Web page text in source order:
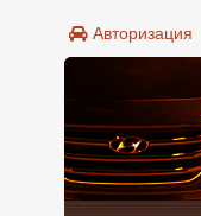
Авторизация